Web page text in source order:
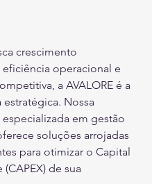
crescimento
eficiência operacional e
a AVALORE é a
estratégica. Nossa
em gestão
soluções arrojadas
para otimizar o Capital
de sua